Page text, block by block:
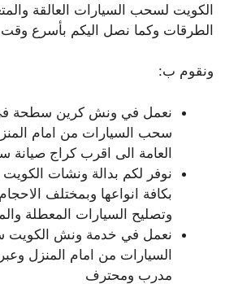
الكويت لسحب السيارات العالقة
الطرقات وكما نصل اليكم بأسرع وقت
ونقوم ب:
نعمل في ونش كرين سطحة
سحب السيارات من امام
العامة الى اقرب كراج صيانة
نوفر لكم بدالة ونشات الكويت
بكافة انواعها وبمختلف
وتصليح السيارات المعطلة
نعمل في خدمة ونش
السيارات من امام المنزل
مدرب ومحترف